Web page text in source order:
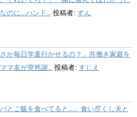
のに…ハンド... 投稿者: ずん
さか毎日学童行かせるの？」共働き家庭を
マ友が突然謝... 投稿者: すじえ
パとご飯を食べてると…」食い尽くし夫と